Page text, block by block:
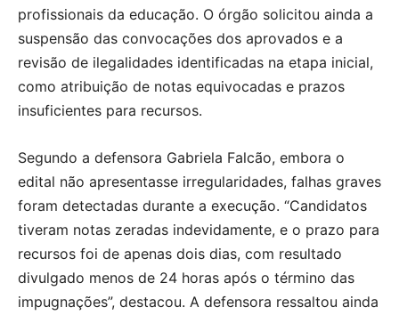
profissionais da educação. O órgão solicitou ainda a
suspensão das convocações dos aprovados e a
revisão de ilegalidades identificadas na etapa inicial,
como atribuição de notas equivocadas e prazos
insuficientes para recursos.
Segundo a defensora Gabriela Falcão, embora o
edital não apresentasse irregularidades, falhas graves
foram detectadas durante a execução. “Candidatos
tiveram notas zeradas indevidamente, e o prazo para
recursos foi de apenas dois dias, com resultado
divulgado menos de 24 horas após o término das
impugnações”, destacou. A defensora ressaltou ainda